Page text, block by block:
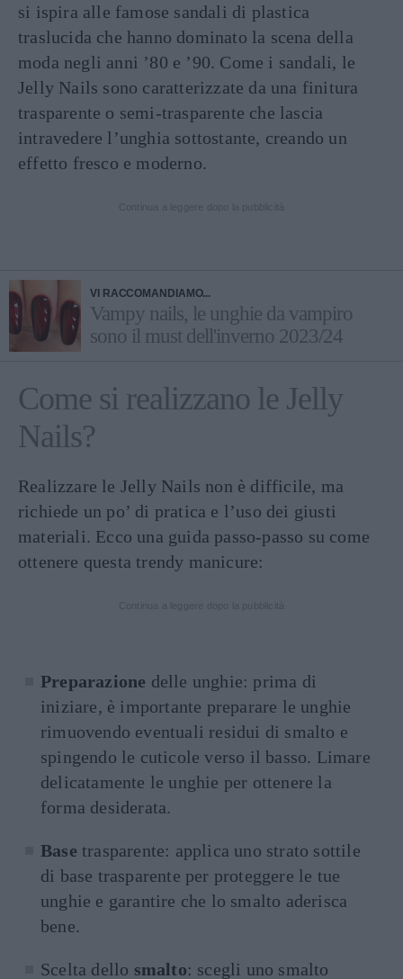
si ispira alle famose sandali di plastica
traslucida che hanno dominato la scena della
moda negli anni ’80 e ’90. Come i sandali, le
Jelly Nails sono caratterizzate da una finitura
trasparente o semi-trasparente che lascia
intravedere l’unghia sottostante, creando un
effetto fresco e moderno.
VI RACCOMANDIAMO...
Vampy nails, le unghie da vampiro
sono il must dell'inverno 2023/24
Come si realizzano le Jelly
Nails?
Realizzare le Jelly Nails non è difficile, ma
richiede un po’ di pratica e l’uso dei giusti
materiali. Ecco una guida passo-passo su come
ottenere questa trendy manicure:
Preparazione delle unghie: prima di
iniziare, è importante preparare le unghie
rimuovendo eventuali residui di smalto e
spingendo le cuticole verso il basso. Limare
delicatamente le unghie per ottenere la
forma desiderata.
Base trasparente: applica uno strato sottile
di base trasparente per proteggere le tue
unghie e garantire che lo smalto aderisca
bene.
Scelta dello smalto: scegli uno smalto